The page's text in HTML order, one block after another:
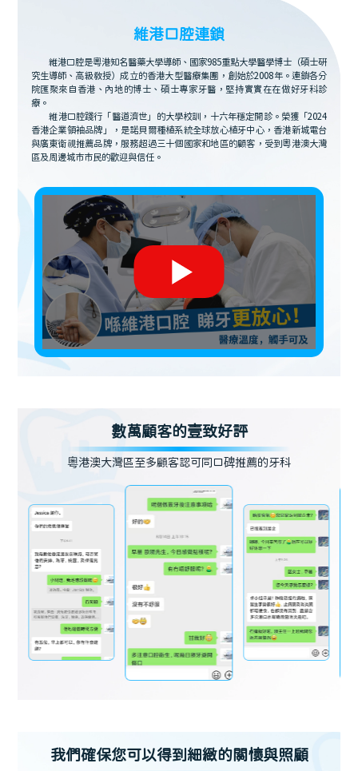
維港口腔連鎖
維港口腔是粵港知名醫藥大學導師、國家985重點大學醫學博士（碩士研
究生導師、高級教授）成立的香港大型醫療集團，創始於2008年。連鎖各分
院匯聚來自香港、內地的博士、碩士專家牙醫，堅持實實在在做好牙科診
療。
維港口腔踐行「醫道濟世」的大學校訓，十六年穩定開診。榮獲「2024
香港企業領袖品牌」，是諾貝爾種植系統全球放心植牙中心，香港新城電台
與廣東衛視推薦品牌，服務超過三十個國家和地區的顧客，受到粵港澳大灣
區及周邊城市市民的歡迎與信任。
數萬顧客的壹致好評
粵港澳大灣區至多顧客認可同口碑推薦的牙科
我們確保您可以得到細緻的關懷與照顧